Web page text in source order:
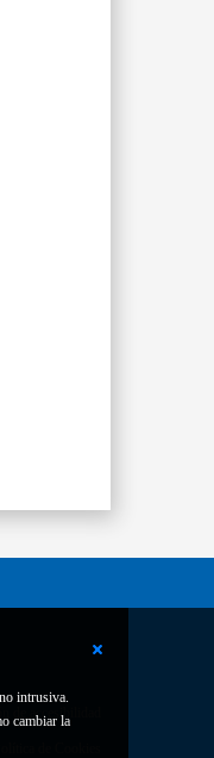
intrusiva.
cambiar la
de accesibilidad